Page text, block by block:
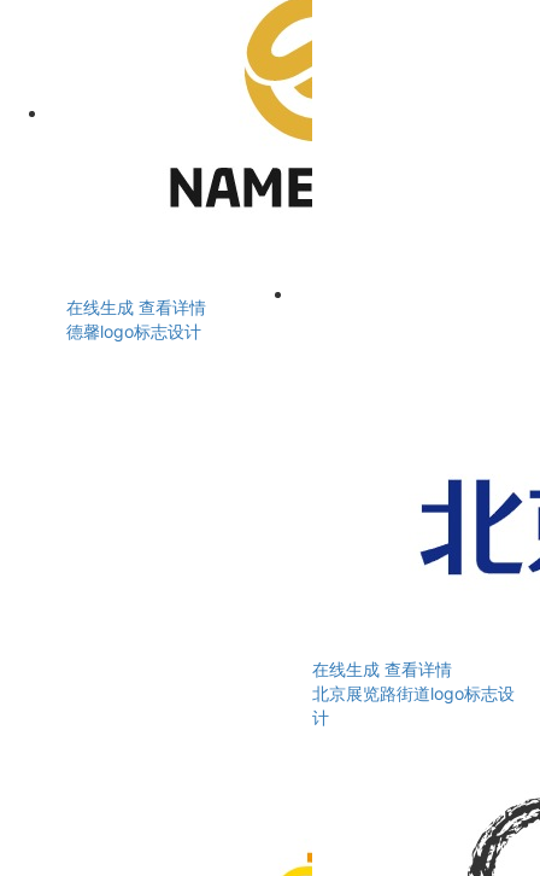
在线生成 查看详情
德馨logo标志设计
在线生成 查看详情
北京展览路街道logo标志设
计